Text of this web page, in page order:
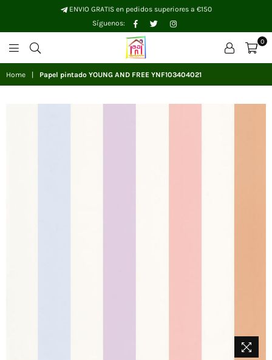
ENVIO GRATIS en pedidos superiores a €150
Síguenos:
FacebookTwitterInstagram
Papelhogar
0
Home Papel pintado YOUNG AND FREE YNF103404021